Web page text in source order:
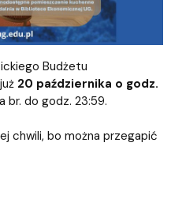
Budżetu
20 października o godz.
br. do godz. 23:59.
chwili, bo można przegapić